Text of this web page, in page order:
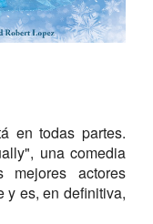
en todas partes.
una comedia
mejores actores
y es, en definitiva,